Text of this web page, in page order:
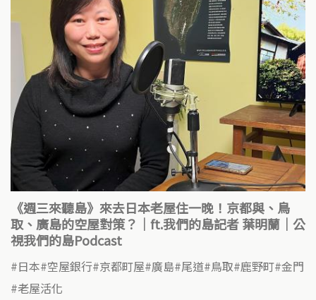
《週三來聽島》來去日本老屋住一晚！京都與、鳥
取、廣島的空屋對策？｜ft.我們的島記者 葉明蘭｜公
視我們的島Podcast
​日本 空屋銀行 京都町屋 廣島 尾道 鳥取 鹿野町 金門
老屋活化